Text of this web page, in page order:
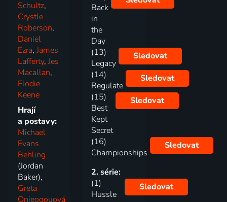
Schultz,
Crystle
Roberson,
Daniel
Ezra,James
Lafferty,Jes
Macallan,
Elodie
Keene
Hrají
a postavy:
Michael
Evans
Behling
(Jordan
Baker),
Greta
Onieogouová
Back
in
the
Day
(13)
Legacy
Sledovat
(14)
Regulate
Sledovat
(15)
Best
Kept
Secret
Sledovat
(16)
Championships
Sledovat
2. série:
(1)
Hussle
Sledovat